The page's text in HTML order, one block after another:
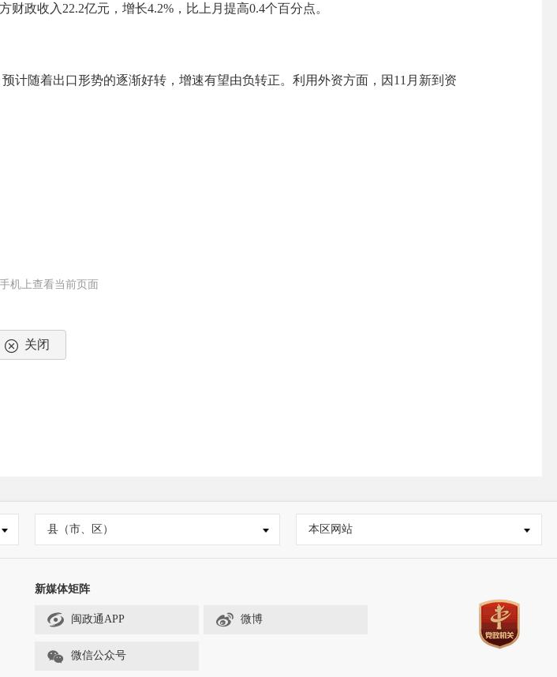
财政收入 22.2亿元，增长4.2%，比上月提高0.4个百分点。
预计随着出口形势的逐渐好转，增速有望由负转正。利用外资方面， 因 11月新到资
机上查看当前页面
关闭
县（市、区） 本区网站
新媒体矩阵
闽政通APP 微博
微信公众号